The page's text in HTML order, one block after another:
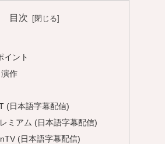
目次
イント
作
(日本語字幕配信)
ミアム (日本語字幕配信)
(日本語字幕配信)